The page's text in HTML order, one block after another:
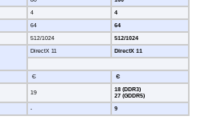
4
4
64
64
512/1024
512/1024
DirectХ 11 DirectХ 11
Є
Є
19
18 (DDR3)
27 (GDDR5)
- 9